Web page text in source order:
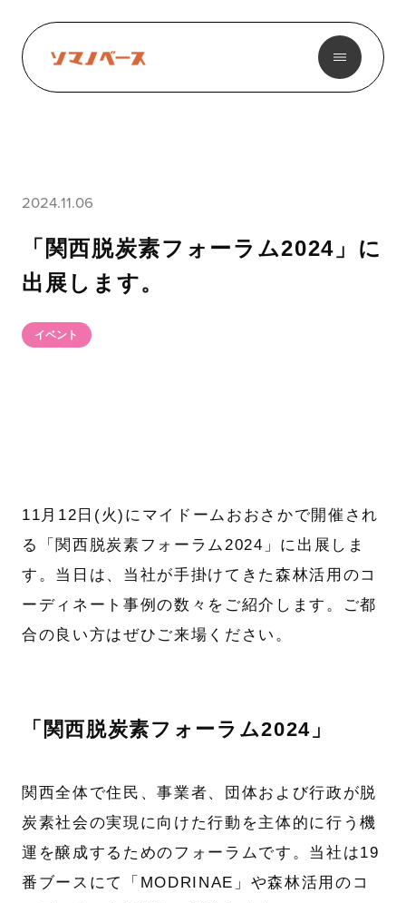
2024.11.06
「関西脱炭素フォーラム2024」に
出展します。
イベント
11月12日(火)にマイドームおおさかで開催され
る「関西脱炭素フォーラム2024」に出展しま
す。当日は、当社が手掛けてきた森林活用のコ
ーディネート事例の数々をご紹介します。ご都
合の良い方はぜひご来場ください。
「関西脱炭素フォーラム2024」
関西全体で住民、事業者、団体および行政が脱
炭素社会の実現に向けた行動を主体的に行う機
運を醸成するためのフォーラムです。当社は19
番ブースにて「MODRINAE」や森林活用のコ